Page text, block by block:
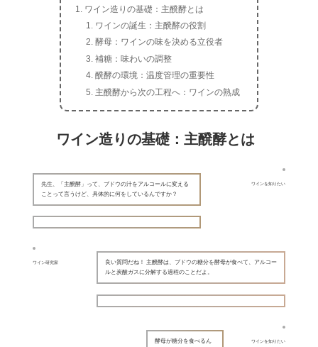
ワイン造りの基礎：主醗酵とは
ワインの誕生：主醗酵の役割
酵母：ワインの味を決める立役者
補糖：味わいの調整
醗酵の環境：温度管理の重要性
主醗酵から次の工程へ：ワインの熟成
ワイン造りの基礎：主醗酵とは
ワインを知りたい
先生、「主醗酵」って、ブドウの汁をアルコールに変える
ことって言うけど、具体的に何をしているんですか？
ワイン研究家
良い質問だね！ 主醗酵は、ブドウの糖分を酵母が食べて、アルコー
ルと炭酸ガスに分解する過程のことだよ。
ワインを知りたい
酵母が糖分を食べるん